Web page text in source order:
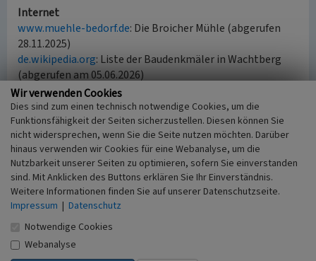
Internet
www.muehle-bedorf.de: Die Broicher Mühle (abgerufen
28.11.2025)
de.wikipedia.org: Liste der Baudenkmäler in Wachtberg
(abgerufen am 05.06.2026)
Literatur
Landschaftsverband Rheinland (Hrsg.)
(2011) Mühlenregion Rheinland (DVD-ROM, DVD-
Video und Beilage). Köln.
Broicher Mühle mit Mühlteich und
Mühlengraben
Wir verwenden Cookies
Dies sind zum einen technisch notwendige Cookies, um die
Funktionsfähigkeit der Seiten sicherzustellen. Diesen können Sie
nicht widersprechen, wenn Sie die Seite nutzen möchten. Darüber
hinaus verwenden wir Cookies für eine Webanalyse, um die
Nutzbarkeit unserer Seiten zu optimieren, sofern Sie einverstanden
sind. Mit Anklicken des Buttons erklären Sie Ihr Einverständnis.
Weitere Informationen finden Sie auf unserer Datenschutzseite.
Impressum | Datenschutz
Notwendige Cookies
Webanalyse